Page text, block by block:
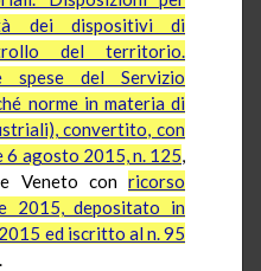
dei dispositivi di
del territorio.
spese del Servizio
norme in materia di
convertito, con
6 agosto 2015, n. 125,
Veneto con ricorso
2015, depositato in
ed iscritto al n. 95
.